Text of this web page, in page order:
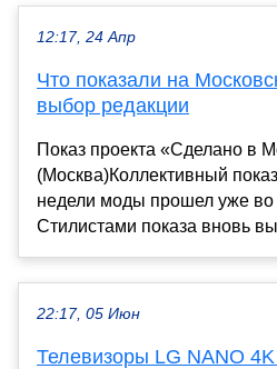
12:17, 24 Апр
Что показали на
выбор редакции
Показ проекта «Сделано в
(Москва)Коллективный
недели моды прошел уже во
Стилистами показа вновь
22:17, 05 Июн
Телевизоры LG NANO